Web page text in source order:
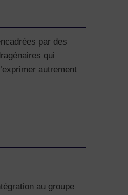
par des
qui
autrement
au groupe